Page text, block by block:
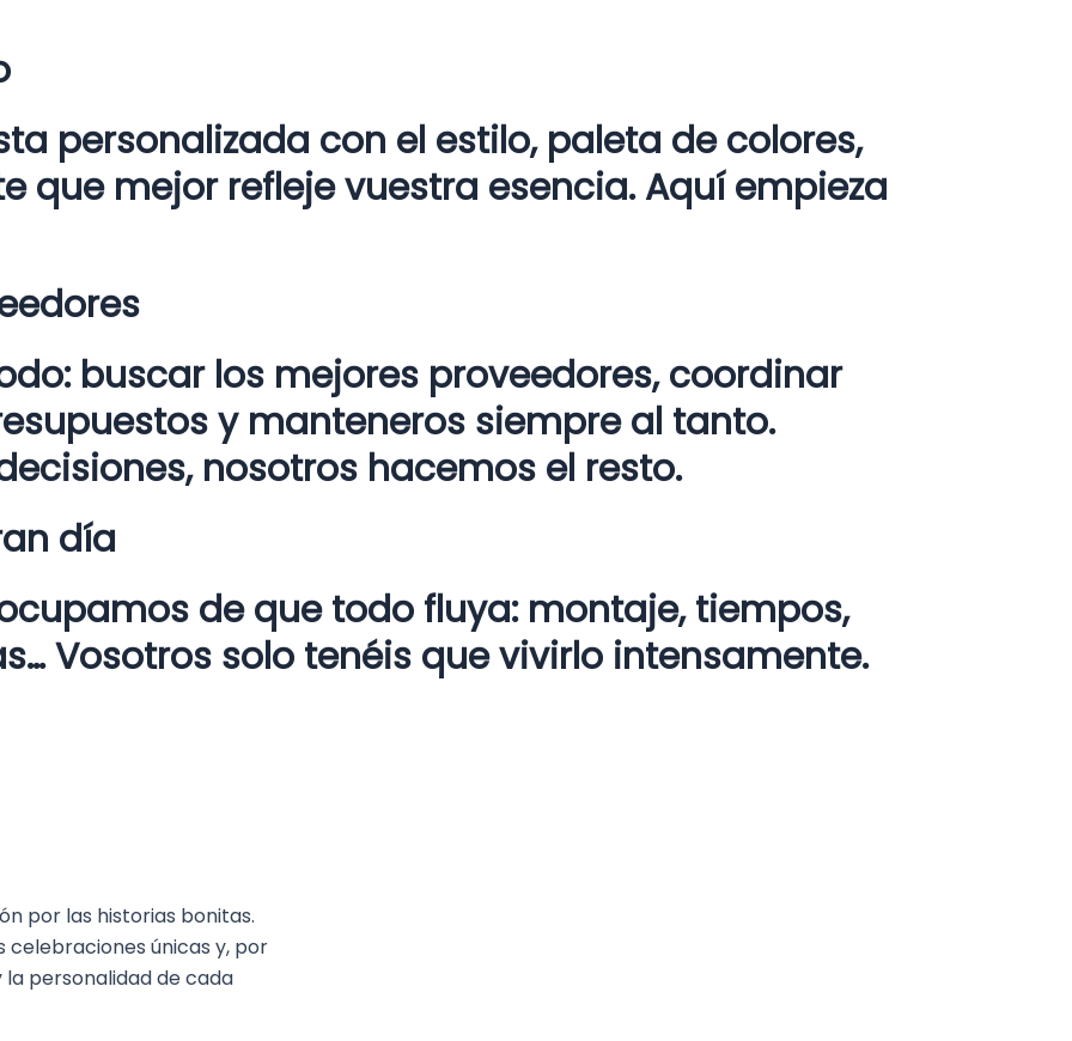
personalizada con el estilo, paleta de colores,
que mejor refleje vuestra esencia. Aquí empieza
buscar los mejores proveedores, coordinar
y manteneros siempre al tanto.
nosotros hacemos el resto.
día
de que todo fluya: montaje, tiempos,
Vosotros solo tenéis que vivirlo intensamente.
por las historias bonitas.
celebraciones únicas y, por
la personalidad de cada